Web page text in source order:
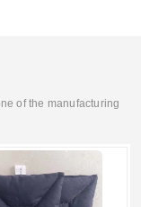
of the manufacturing